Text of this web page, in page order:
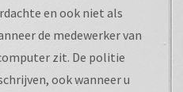
en ook niet als
de medewerker van
zit. De politie
ook wanneer u